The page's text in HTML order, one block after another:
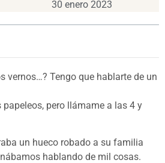
30 enero 2023
vernos…? Tengo que hablarte de un
pero llámame a las 4 y
un hueco robado a su familia
hablando de mil cosas.